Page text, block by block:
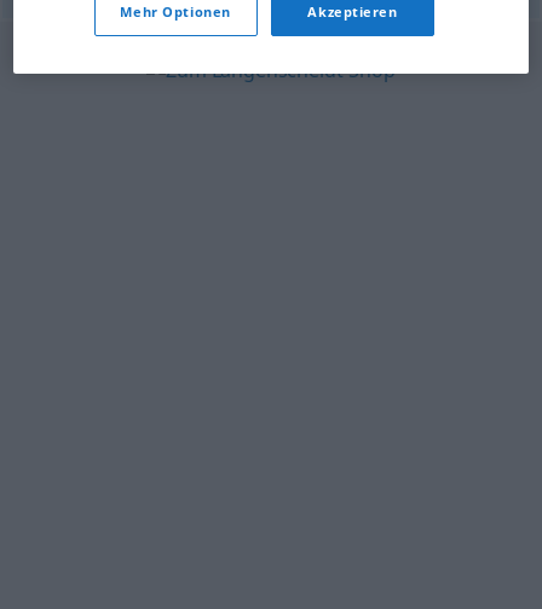
Mehr Optionen Akzeptieren